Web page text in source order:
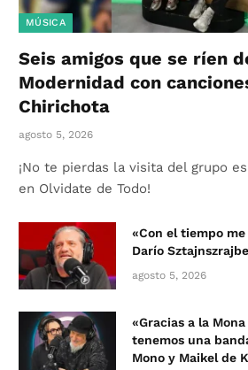
MÚSICA
Seis amigos que se ríen
Modernidad con
Chirichota
agosto 5, 2026
¡No te pierdas la visita del grupo
en Olvidate de Todo!
«Con el tiempo
Darío
agosto 5, 2026
«Gracias a la
tenemos una
Mono y Maikel de